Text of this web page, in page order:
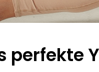
perfekte